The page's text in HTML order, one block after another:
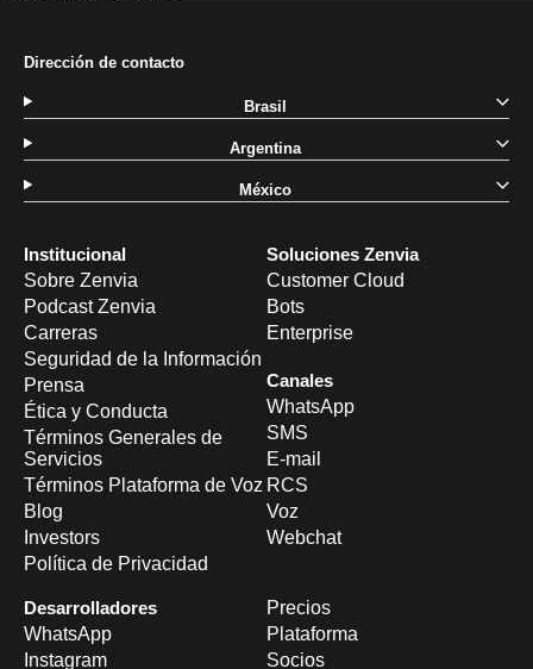
Institucional
Sobre Zenvia
Podcast Zenvia
Carreras
Seguridad de la Información
Prensa
Ética y Conducta
Términos Generales de
Servicios
Términos Plataforma de Voz
Blog
Investors
Política de Privacidad
Soluciones Zenvia
Customer Cloud
Bots
Enterprise
Canales
WhatsApp
SMS
E-mail
RCS
Voz
Webchat
Desarrolladores
WhatsApp
Instagram
Precios
Plataforma
Socios
Dirección de contacto
Brasil
Argentina
México